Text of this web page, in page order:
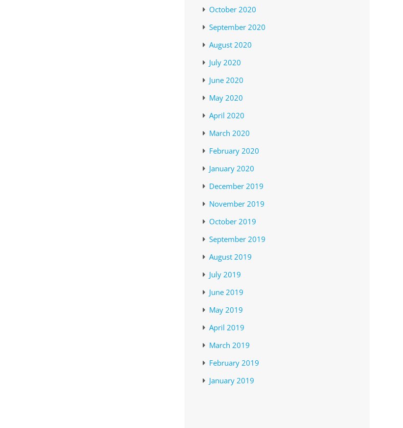
October 2020
September 2020
August 2020
July 2020
June 2020
May 2020
April 2020
March 2020
February 2020
January 2020
December 2019
November 2019
October 2019
September 2019
August 2019
July 2019
June 2019
May 2019
April 2019
March 2019
February 2019
January 2019